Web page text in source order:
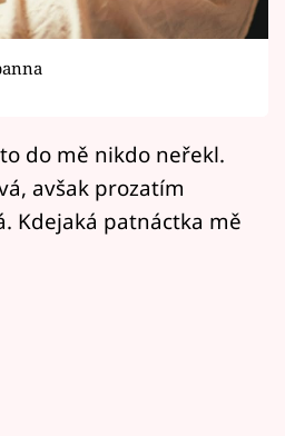
Vary
do mě nikdo neřekl.
avšak prozatím
Kdejaká patnáctka mě